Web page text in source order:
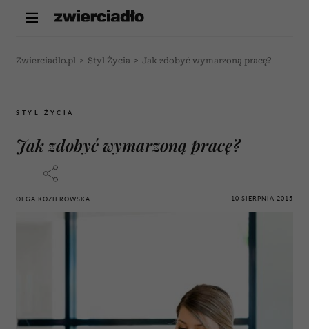
Zwierciadlo.pl > Styl Życia > Jak zdobyć wymarzoną pracę?
STYL ŻYCIA
Jak zdobyć wymarzoną pracę?
OLGA KOZIEROWSKA 10 SIERPNIA 2015